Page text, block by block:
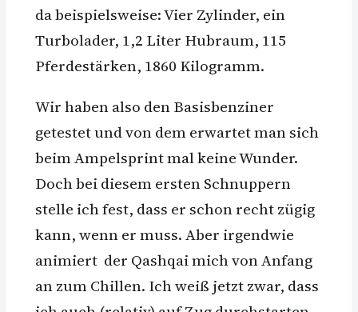
da beispielsweise: Vier Zylinder, ein
Turbolader, 1,2 Liter Hubraum, 115
Pferdestärken, 1860 Kilogramm.
Wir haben also den Basisbenziner
getestet und von dem erwartet man sich
beim Ampelsprint mal keine Wunder.
Doch bei diesem ersten Schnuppern
stelle ich fest, dass er schon recht zügig
kann, wenn er muss. Aber irgendwie
animiert der Qashqai mich von Anfang
an zum Chillen. Ich weiß jetzt zwar, dass